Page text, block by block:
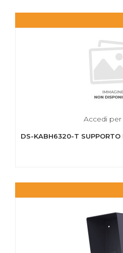
Accedi per
DS-KABH6320-T SUPPORTO